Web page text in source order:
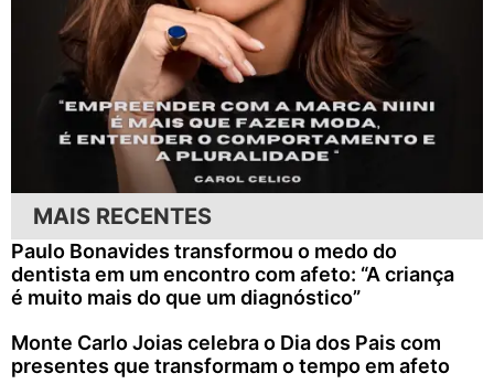
MAIS RECENTES
Paulo Bonavides transformou o medo do
dentista em um encontro com afeto: “A criança
é muito mais do que um diagnóstico”
Monte Carlo Joias celebra o Dia dos Pais com
presentes que transformam o tempo em afeto